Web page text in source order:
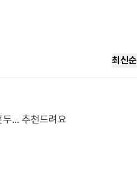
최신순
두… 추천드려요